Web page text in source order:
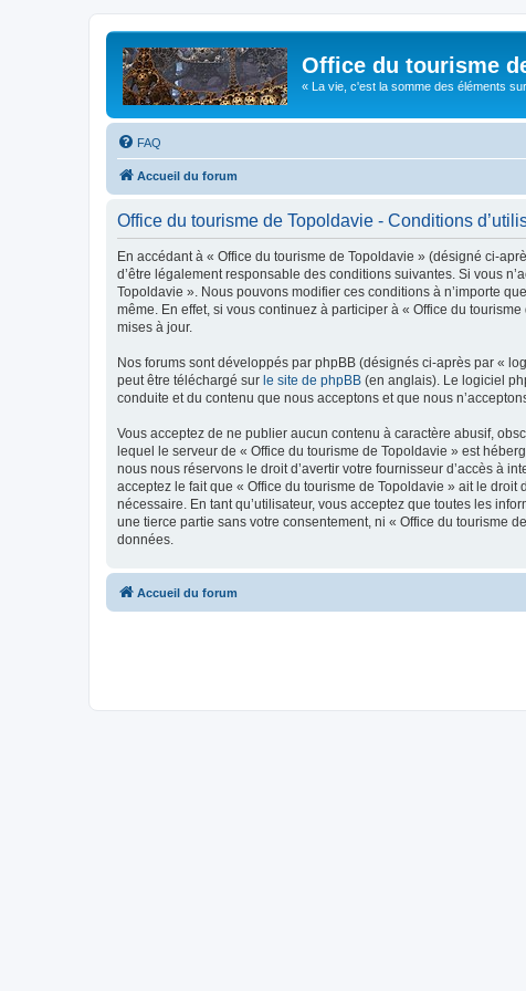
Office du tourisme
« La vie, c'est la somme des éléments
FAQ
Accueil du forum
Office du tourisme de Topoldavie - Conditions
En accédant à « Office du tourisme de Topoldavie » (désigné ci-
d’être légalement responsable des conditions suivantes. Si vous
Topoldavie ». Nous pouvons modifier ces conditions à n’importe
même. En effet, si vous continuez à participer à « Office du
mises à jour.
Nos forums sont développés par phpBB (désignés ci-après par «
peut être téléchargé sur le site de phpBB (en anglais). Le logiciel
conduite et du contenu que nous acceptons et que nous
Vous acceptez de ne publier aucun contenu à caractère abusif,
lequel le serveur de « Office du tourisme de Topoldavie » est
nous nous réservons le droit d’avertir votre fournisseur d’accès à
acceptez le fait que « Office du tourisme de Topoldavie » ait le
nécessaire. En tant qu’utilisateur, vous acceptez que toutes les
une tierce partie sans votre consentement, ni « Office du tourisme
données.
Accueil du forum